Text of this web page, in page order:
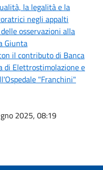
la legalità e la
negli appalti
osservazioni alla
Giunta
il contributo di Banca
di Elettrostimolazione e
"Franchini"
2025, 08:19